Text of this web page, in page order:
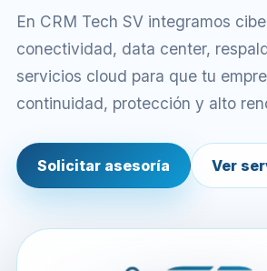
En CRM Tech SV integramos
conectividad, data center,
servicios cloud para que tu
continuidad, protección y alto
Solicitar asesoría Ver